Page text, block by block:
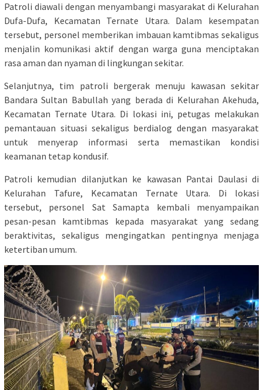
Patroli diawali dengan menyambangi masyarakat di Kelurahan
Dufa-Dufa, Kecamatan Ternate Utara. Dalam kesempatan
tersebut, personel memberikan imbauan kamtibmas sekaligus
menjalin komunikasi aktif dengan warga guna menciptakan
rasa aman dan nyaman di lingkungan sekitar.
Selanjutnya, tim patroli bergerak menuju kawasan sekitar
Bandara Sultan Babullah yang berada di Kelurahan Akehuda,
Kecamatan Ternate Utara. Di lokasi ini, petugas melakukan
pemantauan situasi sekaligus berdialog dengan masyarakat
untuk menyerap informasi serta memastikan kondisi
keamanan tetap kondusif.
Patroli kemudian dilanjutkan ke kawasan Pantai Daulasi di
Kelurahan Tafure, Kecamatan Ternate Utara. Di lokasi
tersebut, personel Sat Samapta kembali menyampaikan
pesan-pesan kamtibmas kepada masyarakat yang sedang
beraktivitas, sekaligus mengingatkan pentingnya menjaga
ketertiban umum.